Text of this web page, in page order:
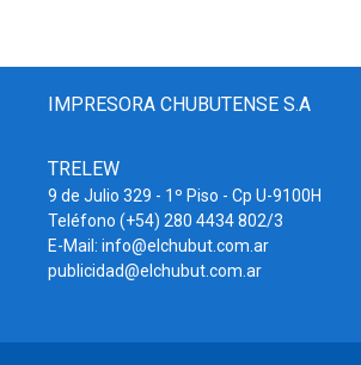
IMPRESORA CHUBUTENSE S.A
TRELEW
9 de Julio 329 - 1º Piso - Cp U-9100H
Teléfono (+54) 280 4434 802/3
E-Mail: info@elchubut.com.ar
publicidad@elchubut.com.ar